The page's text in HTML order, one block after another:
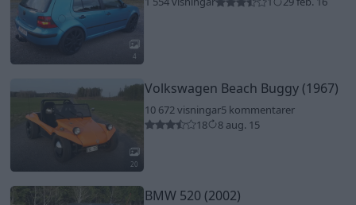
4
20
Volkswagen Beach Buggy (1967)
10 672 visningar5 kommentarer
18
8 aug. 15
BMW 520 (2002)